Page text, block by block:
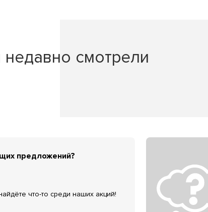
смотрели
предложений?
что-то среди наших акций!